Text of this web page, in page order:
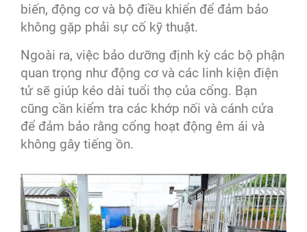
biến, động cơ và bộ điều khiển để đảm bảo
không gặp phải sự cố kỹ thuật.
Ngoài ra, việc bảo dưỡng định kỳ các bộ phận
quan trọng như động cơ và các linh kiện điện
tử sẽ giúp kéo dài tuổi thọ của cổng. Bạn
cũng cần kiểm tra các khớp nối và cánh cửa
để đảm bảo rằng cổng hoạt động êm ái và
không gây tiếng ồn.